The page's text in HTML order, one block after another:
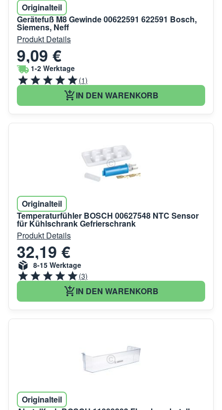
Originalteil
Gerätefuß M8 Gewinde 00622591 622591 Bosch,
Siemens, Neff
Produkt Details
9,09 €
1-2 Werktage
(1)
IN DEN WARENKORB
Originalteil
Temperaturfühler BOSCH 00627548 NTC Sensor
für Kühlschrank Gefrierschrank
Produkt Details
32,19 €
8-15 Werktage
(3)
IN DEN WARENKORB
Originalteil